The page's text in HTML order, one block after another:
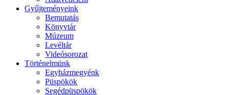
Gyűjteményeink
Bemutatás
Könyvtár
Múzeum
Levéltár
Videósorozat
Történelmünk
Egyházmegyénk
Püspökök
Segédpüspökök